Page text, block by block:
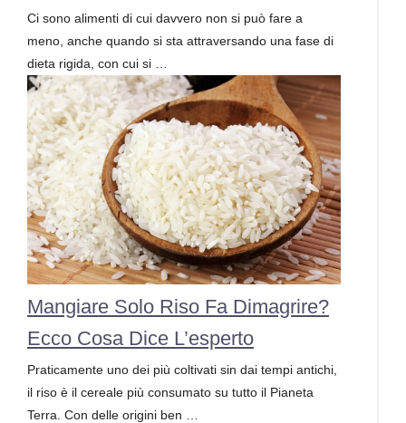
Ci sono alimenti di cui davvero non si può fare a
meno, anche quando si sta attraversando una fase di
dieta rigida, con cui si …
Mangiare Solo Riso Fa Dimagrire?
Ecco Cosa Dice L’esperto
Praticamente uno dei più coltivati sin dai tempi antichi,
il riso è il cereale più consumato su tutto il Pianeta
Terra. Con delle origini ben …